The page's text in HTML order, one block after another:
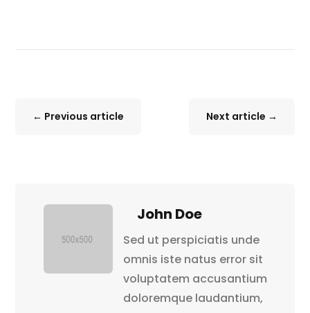
← Previous article Next article →
John Doe
Sed ut perspiciatis unde
omnis iste natus error sit
voluptatem accusantium
doloremque laudantium,